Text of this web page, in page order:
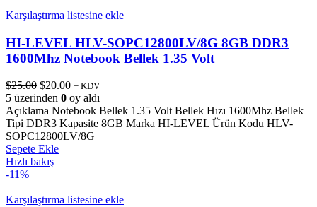
Karşılaştırma listesine ekle
HI-LEVEL HLV-SOPC12800LV/8G 8GB DDR3
1600Mhz Notebook Bellek 1.35 Volt
$25.00 Orijinal
fiyat:
$25.00.
$20.00Şu
andaki
fiyat:
$20.00.
+ KDV
5 üzerinden 0 oy aldı
Açıklama Notebook Bellek 1.35 Volt Bellek Hızı 1600Mhz Bellek
Tipi DDR3 Kapasite 8GB Marka HI-LEVEL Ürün Kodu HLV-
SOPC12800LV/8G
Sepete Ekle
Hızlı bakış
-11%
Karşılaştırma listesine ekle